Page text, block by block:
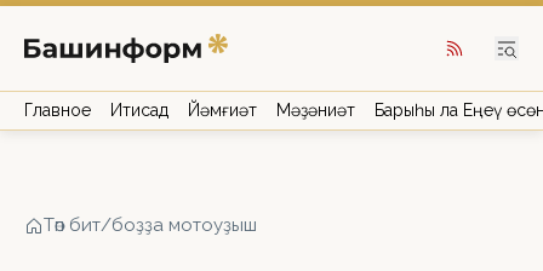
Главное Иҡтисад Йәмғиәт Мәҙәниәт Барыһы ла Еңеү
Төп бит/боҙҙа мотоуҙыш